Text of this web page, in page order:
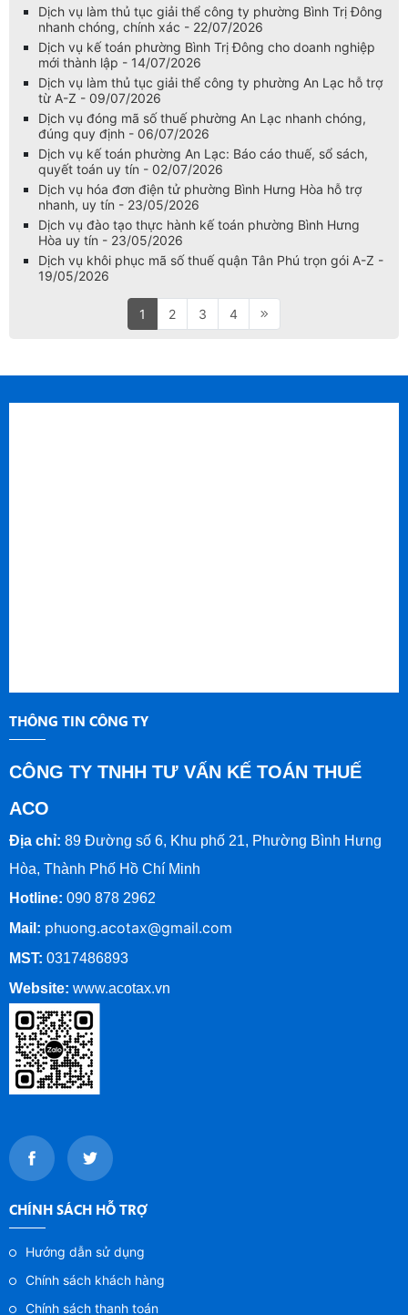
Dịch vụ làm thủ tục giải thể công ty phường Bình Trị Đông
nhanh chóng, chính xác - 22/07/2026
Dịch vụ kế toán phường Bình Trị Đông cho doanh nghiệp
mới thành lập - 14/07/2026
Dịch vụ làm thủ tục giải thể công ty phường An Lạc hỗ trợ
từ A-Z - 09/07/2026
Dịch vụ đóng mã số thuế phường An Lạc nhanh chóng,
đúng quy định - 06/07/2026
Dịch vụ kế toán phường An Lạc: Báo cáo thuế, sổ sách,
quyết toán uy tín - 02/07/2026
Dịch vụ hóa đơn điện tử phường Bình Hưng Hòa hỗ trợ
nhanh, uy tín - 23/05/2026
Dịch vụ đào tạo thực hành kế toán phường Bình Hưng
Hòa uy tín - 23/05/2026
Dịch vụ khôi phục mã số thuế quận Tân Phú trọn gói A-Z -
19/05/2026
1 2 3 4
THÔNG TIN CÔNG TY
CÔNG TY TNHH TƯ VẤN KẾ TOÁN THUẾ
ACO
Địa chỉ: 89 Đường số 6, Khu phố 21, Phường Bình Hưng
Hòa, Thành Phố Hồ Chí Minh
Hotline: 090 878 2962
Mail: phuong.acotax@gmail.com
MST: 0317486893
Website: www.acotax.vn
CHÍNH SÁCH HỖ TRỢ
Hướng dẫn sử dụng
Chính sách khách hàng
Chính sách thanh toán